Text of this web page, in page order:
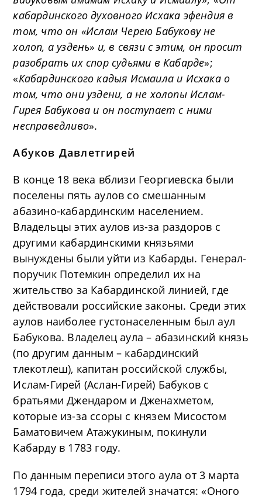
кабардинского духовного Исхака эфендия в
том, что он «Ислам Черею Бабукову не
холоп, а уздень» и, в связи с этим, он просит
разобрать их спор судьями в Кабарде»;
«Кабардинского кадыя Исмаила и Исхака о
том, что они уздени, а не холопы Ислам-
Гирея Бабукова и он поступает с ними
несправедливо».
Абуков Давлетгирей
В конце 18 века вблизи Георгиевска были
поселены пять аулов со смешанным
абазино-кабардинским населением.
Владельцы этих аулов из-за раздоров с
другими кабардинскими князьями
вынуждены были уйти из Кабарды. Генерал-
поручик Потемкин определил их на
жительство за Кабардинской линией, где
действовали российские законы. Среди этих
аулов наиболее густонаселенным был аул
Бабукова. Владелец аула – абазинский князь
(по другим данным – кабардинский
тлекотлеш), капитан российской службы,
Ислам-Гирей (Аслан-Гирей) Бабуков с
братьями Джендаром и Дженахметом,
которые из-за ссоры с князем Мисостом
Баматовичем Атажукиным, покинули
Кабарду в 1783 году.
По данным переписи этого аула от 3 марта
1794 года, среди жителей значатся: «Оного